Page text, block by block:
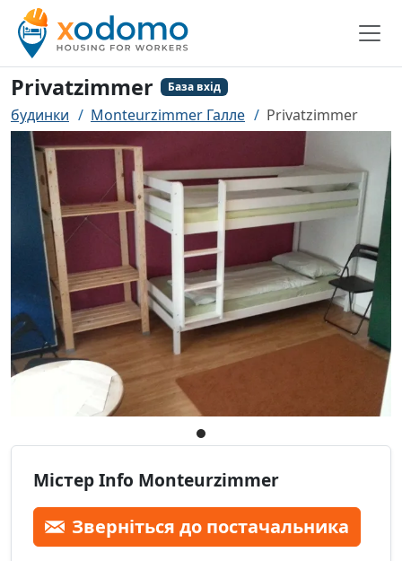
Privatzimmer База вхід
будинки Monteurzimmer Галле Privatzimmer
Містер Info Monteurzimmer
Зверніться до постачальника